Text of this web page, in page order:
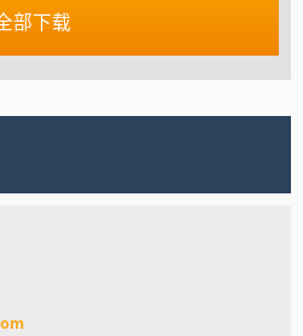
部下载